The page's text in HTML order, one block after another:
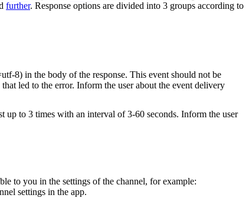
further. Response options are divided into 3 groups according to
8) in the body of the response. This event should not be
led to the error. Inform the user about the event delivery
up to 3 times with an interval of 3-60 seconds. Inform the user
to you in the settings of the channel, for example:
settings in the app.